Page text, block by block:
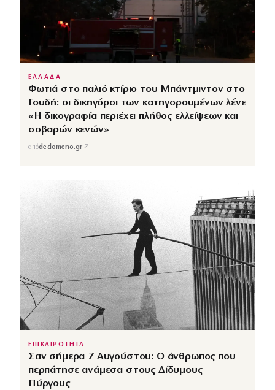
ΕΛΛΑΔΑ
Φωτιά στο παλιό κτίριο του Μπάντμιντον στο
Γουδή: οι δικηγόροι των κατηγορουμένων λένε
«Η δικογραφία περιέχει πλήθος ελλείψεων και
σοβαρών κενών»
απόdedomeno.gr ↗
ΕΠΙΚΑΙΡΟΤΗΤΑ
Σαν σήμερα 7 Αυγούστου: Ο άνθρωπος που
περπάτησε ανάμεσα στους Δίδυμους
Πύργους